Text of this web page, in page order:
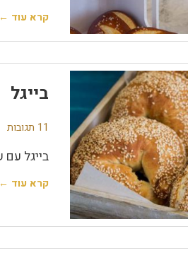
קרא עוד ←
בייגל
11 תגובות
בייגל
קרא עוד ←